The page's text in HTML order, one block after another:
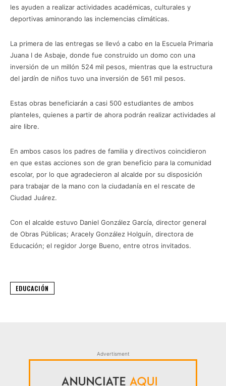
les ayuden a realizar actividades académicas, culturales y
deportivas aminorando las inclemencias climáticas.
La primera de las entregas se llevó a cabo en la Escuela Primaria
Juana I de Asbaje, donde fue construido un domo con una
inversión de un millón 524 mil pesos, mientras que la estructura
del jardín de niños tuvo una inversión de 561 mil pesos.
Estas obras beneficiarán a casi 500 estudiantes de ambos
planteles, quienes a partir de ahora podrán realizar actividades al
aire libre.
En ambos casos los padres de familia y directivos coincidieron
en que estas acciones son de gran beneficio para la comunidad
escolar, por lo que agradecieron al alcalde por su disposición
para trabajar de la mano con la ciudadanía en el rescate de
Ciudad Juárez.
Con el alcalde estuvo Daniel González García, director general
de Obras Públicas; Aracely González Holguín, directora de
Educación; el regidor Jorge Bueno, entre otros invitados.
EDUCACIÓN
Advertisment